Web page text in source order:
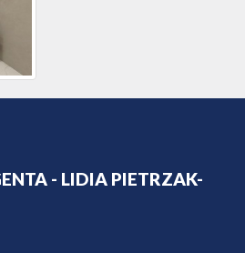
- LIDIA PIETRZAK-